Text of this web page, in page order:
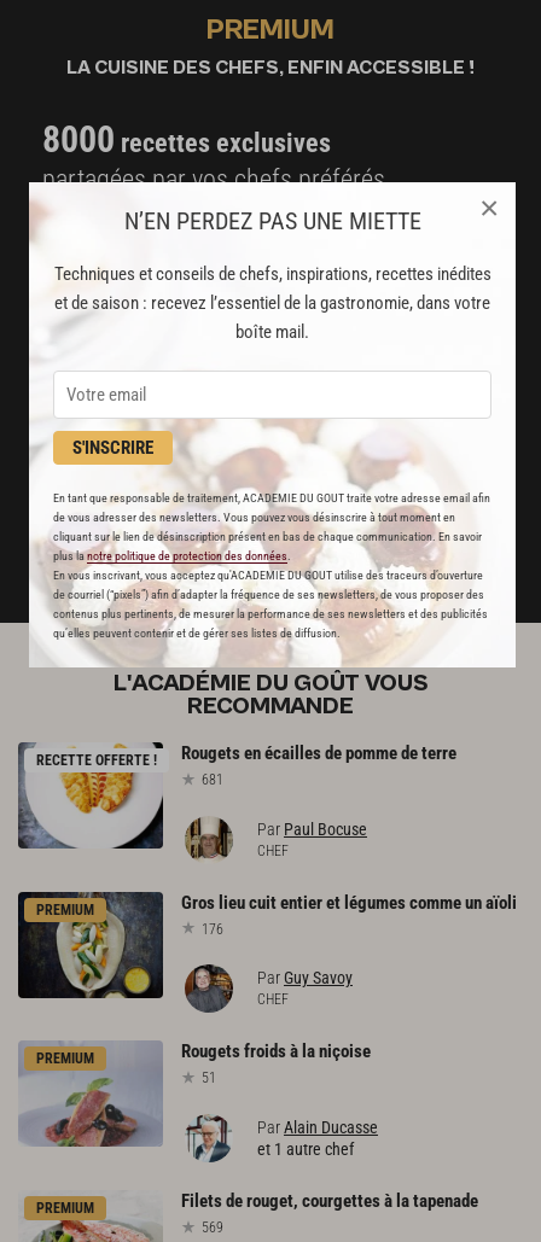
N’EN PERDEZ PAS UNE MIETTE
Techniques et conseils de chefs, inspirations, recettes inédites
et de saison : recevez l’essentiel de la gastronomie, dans votre
boîte mail.
S'INSCRIRE
En tant que responsable de traitement, ACADEMIE DU GOUT traite votre adresse email afin
de vous adresser des newsletters. Vous pouvez vous désinscrire à tout moment en
cliquant sur le lien de désinscription présent en bas de chaque communication. En savoir
plus lanotre politique de protection des données
En vous inscrivant, vous acceptez qu'ACADEMIE DU GOUT utilise des traceurs d’ouverture
de courriel (“pixels”) afin d’adapter la fréquence de ses newsletters, de vous proposer des
contenus plus pertinents, de mesurer la performance de ses newsletters et des publicités
qu’elles peuvent contenir et de gérer ses listes de diffusion.
×
PREMIUM
LA CUISINE DES CHEFS, ENFIN ACCESSIBLE !
8000 recettes exclusives
partagées par vos chefs préférés
2000
vidéos de recettes
et techniques de cuisine et pâtisserie
Des nouveautés
disponibles chaque semaine
Stop pub
un service garanti sans publicité
JE M'ABONNE
DÉJÀ ABONNÉ(E) ? JE ME CONNECTE
L'ACADÉMIE DU GOÛT VOUS
RECOMMANDE
RECETTE OFFERTE ! Rougetsenécaillesdepommedeterre
681
Par Paul Bocuse
CHEF
PREMIUM Gros lieucuitentieret légumescommeunaïoli
176
ParGuy Savoy
CHEF
PREMIUM Rougetsfroidsà laniçoise
51
ParAlain Ducasse
et 1 autre chef
PREMIUM Filetsderouget, courgettesà latapenade
569